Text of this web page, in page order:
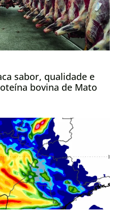
sabor, qualidade e
bovina de Mato